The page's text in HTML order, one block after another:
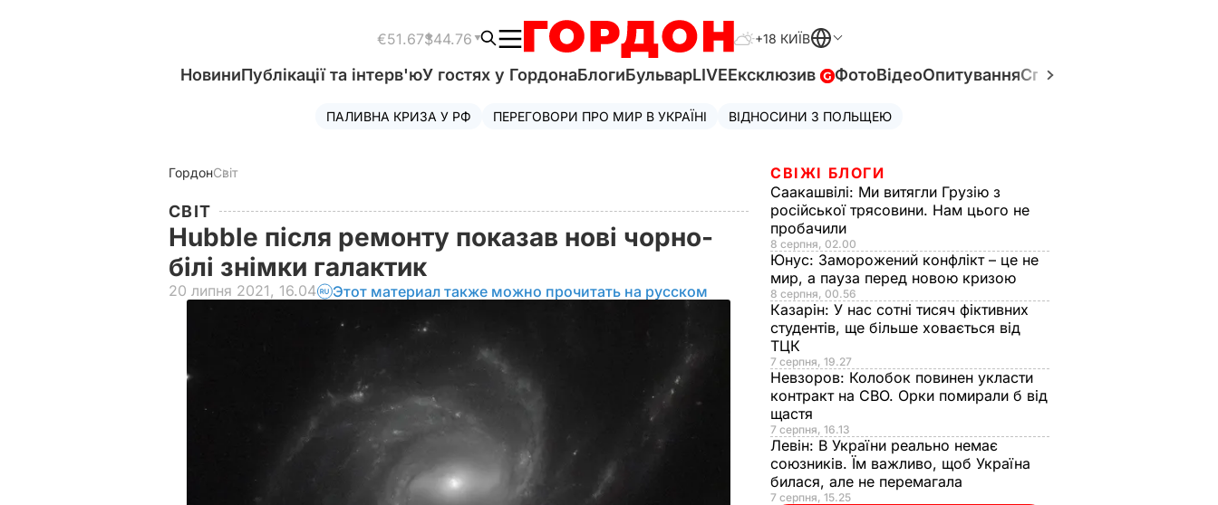
€51.67$44.76 +18 КИЇВ
НовиниПублікації та інтерв'юУ гостях у ГордонаБлогиБульварLIVEЕксклюзив ФотоВідеоОпитуванняСпецпроєкти
ПАЛИВНА КРИЗА У РФ ПЕРЕГОВОРИ ПРО МИР В УКРАЇНІ ВІДНОСИНИ З ПОЛЬЩЕЮ
ГордонСвіт
СВІТ
Hubble після ремонту показав нові чорно-
білі знімки галактик
20 липня 2021, 16.04 Этот материал также можно прочитать на русском
СВІЖІ БЛОГИ
Саакашвілі: Ми витягли Грузію з
російської трясовини. Нам цього не
пробачили
8 серпня, 02.00
Юнус: Заморожений конфлікт – це не
мир, а пауза перед новою кризою
8 серпня, 00.56
Казарін: У нас сотні тисяч фіктивних
студентів, ще більше ховається від
ТЦК
7 серпня, 19.27
Невзоров: Колобок повинен укласти
контракт на СВО. Орки помирали б від
щастя
7 серпня, 16.13
Левін: В України реально немає
союзників. Їм важливо, щоб Україна
билася, але не перемагала
7 серпня, 15.25